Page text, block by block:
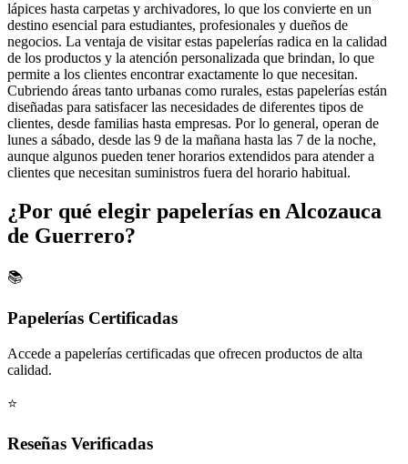
lápices hasta carpetas y archivadores, lo que los convierte en un
destino esencial para estudiantes, profesionales y dueños de
negocios. La ventaja de visitar estas papelerías radica en la calidad
de los productos y la atención personalizada que brindan, lo que
permite a los clientes encontrar exactamente lo que necesitan.
Cubriendo áreas tanto urbanas como rurales, estas papelerías están
diseñadas para satisfacer las necesidades de diferentes tipos de
clientes, desde familias hasta empresas. Por lo general, operan de
lunes a sábado, desde las 9 de la mañana hasta las 7 de la noche,
aunque algunos pueden tener horarios extendidos para atender a
clientes que necesitan suministros fuera del horario habitual.
¿Por qué elegir papelerías en Alcozauca
de Guerrero?
📚
Papelerías Certificadas
Accede a papelerías certificadas que ofrecen productos de alta
calidad.
⭐
Reseñas Verificadas